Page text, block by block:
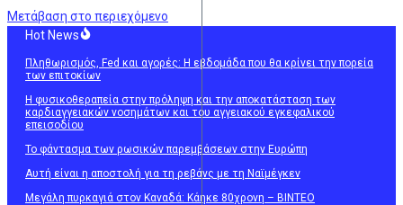
Μετάβαση στο περιεχόμενο
Hot News
Πληθωρισμός, Fed και αγορές: Η εβδομάδα που θα κρίνει την πορεία
των επιτοκίων
Η φυσικοθεραπεία στην πρόληψη και την αποκατάσταση των
καρδιαγγειακών νοσημάτων και του αγγειακού εγκεφαλικού
επεισοδίου
Το φάντασμα των ρωσικών παρεμβάσεων στην Ευρώπη
Αυτή είναι η αποστολή για τη ρεβάνς με τη Ναϊμέγκεν
Mεγάλη πυρκαγιά στον Καναδά: Κάηκε 80χρονη – ΒΙΝΤΕΟ